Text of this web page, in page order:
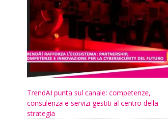
TrendAI punta sul canale: competenze,
consulenza e servizi gestiti al centro della
strategia